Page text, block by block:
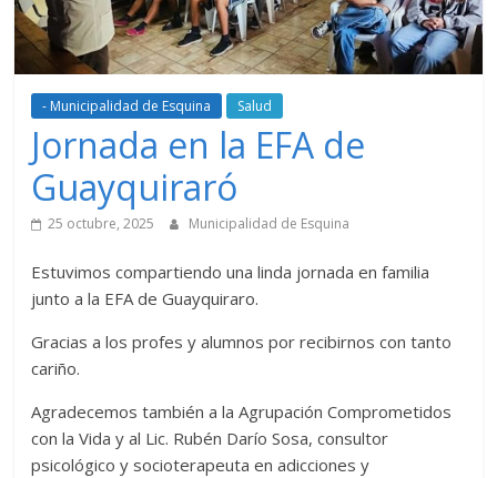
- Municipalidad de Esquina Salud
Jornada en la EFA de
Guayquiraró
25 octubre, 2025 Municipalidad de Esquina
Estuvimos compartiendo una linda jornada en familia
junto a la EFA de Guayquiraro.
Gracias a los profes y alumnos por recibirnos con tanto
cariño.
Agradecemos también a la Agrupación Comprometidos
con la Vida y al Lic. Rubén Darío Sosa, consultor
psicológico y socioterapeuta en adicciones y